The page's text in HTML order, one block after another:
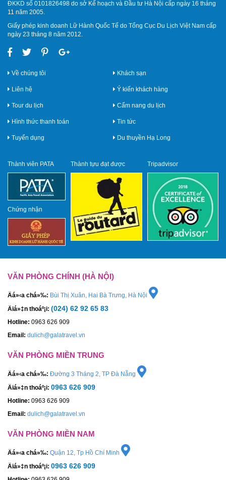
ĐKKD số 0101826498 do sở Kế hoạch và Đầu tư Hà Nội cấp ngày 16 tháng
11 năm 2005.
Giấy phép kinh doanh Lữ Hành Quốc Tế do Tổng Cục Du Lịch Việt Nam cấp
ngày 23 tháng 8 năm 2012.
Về chúng tôi
Liên hệ
Tour du lịch
Hình thức thanh toán
Tuyển dụng
Khách sạn
Ý kiến khách hàng
Cẩm nang du lịch
Tin tức
Du thuyền Hạ Long
Thành viên PATA
Chứng nhận
Thành tựu đạt được Tripadvisor
VĂN PHÒNG CHÍNH (HÀ NỘI)
Äá»‹a chá»‰: Bùi Thị Xuân, Hai Bà Trưng, Hà Nội
Äiá»‡n thoáº¡i: (024) 62 92 65 83
Hotline: 0963 626 909
Email: dulich@galatravel.vn
VĂN PHÒNG MIỀN TRUNG
Äá»‹a chá»‰: Đường 3 Tháng 2, TP Đà Nẵng
Äiá»‡n thoáº¡i: 0963 626 909
Hotline: 0963 626 909
Email: dulich@galatravel.vn
VĂN PHÒNG MIỀN NAM
Äá»‹a chá»‰: Quận 12, Tp Hồ Chí Minh
Äiá»‡n thoáº¡i: 0963 626 909